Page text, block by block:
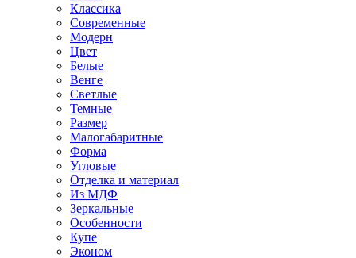
Классика
Современные
Модерн
Цвет
Белые
Венге
Светлые
Темные
Размер
Малогабаритные
Форма
Угловые
Отделка и материал
Из МДФ
Зеркальные
Особенности
Купе
Эконом